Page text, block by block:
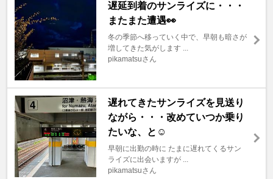
遅延到着のサンライズに・・・
またまた遭遇👀
冬の季節へ移っていく中で、早朝も暗さが
増してきた気がします ...
pikamatsuさん
遅れてきたサンライズを見送り
ながら・・・改めていつか乗り
たいな、と☺️
早朝に出勤の時に たまに遅れてくるサン
ライズに出会いますが ...
pikamatsuさん